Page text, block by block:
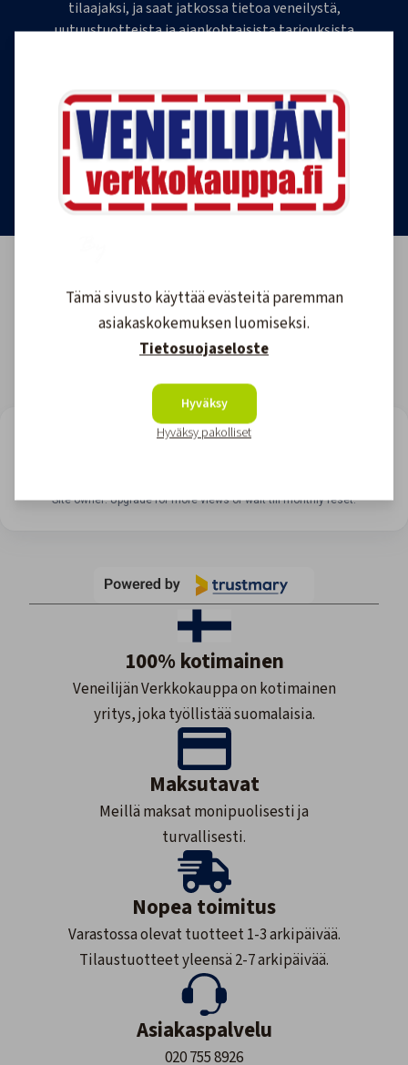
tilaajaksi, ja saat jatkossa tietoa veneilystä,
uutuustuotteista ja ajankohtaisista tarjouksista
tilauksen milloin tahansa.
Tilaa uutiskirje
LOOKING FOR REVIEWS?
Site owner: Upgrade for more views or wait till monthly reset.
100% kotimainen
Veneilijän Verkkokauppa on kotimainen
yritys, joka työllistää suomalaisia.
Maksutavat
Meillä maksat monipuolisesti ja
turvallisesti.
Nopea toimitus
Varastossa olevat tuotteet 1-3 arkipäivää.
Tilaustuotteet yleensä 2-7 arkipäivää.
Asiakaspalvelu
020 755 8926
Tämä sivusto käyttää evästeitä paremman
asiakaskokemuksen luomiseksi.
Tietosuojaseloste
Hyväksy
Hyväksy pakolliset